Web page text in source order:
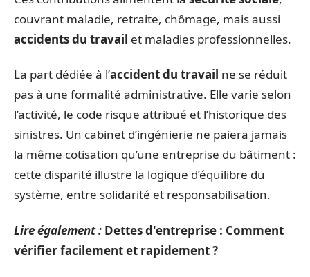
couvrant maladie, retraite, chômage, mais aussi
accidents du travail et maladies professionnelles.
La part dédiée à l’accident du travail ne se réduit
pas à une formalité administrative. Elle varie selon
l’activité, le code risque attribué et l’historique des
sinistres. Un cabinet d’ingénierie ne paiera jamais
la même cotisation qu’une entreprise du bâtiment :
cette disparité illustre la logique d’équilibre du
système, entre solidarité et responsabilisation.
Lire également : Dettes d'entreprise : Comment
vérifier facilement et rapidement ?